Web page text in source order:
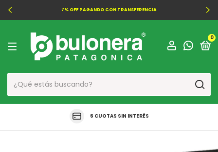
7% OFF PAGANDO CON TRANSFERENCIA
0
6 CUOTAS SIN INTERÉS